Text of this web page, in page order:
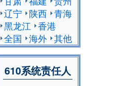
辽宁
陕西 青海
黑龙江 香港
全国 海外 其他
610系统责任人